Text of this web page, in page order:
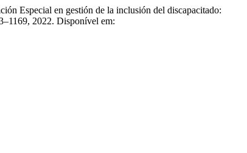
Especial en gestión de la inclusión del discapacitado:
2022. Disponível em: